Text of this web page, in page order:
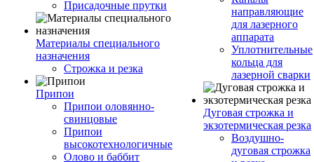
Присадочные прутки
Материалы специального
назначения
Строжка и резка
Припои
Припои оловянно-
свинцовые
Припои
высокотехнологичные
Олово и баббит
направляющие
для лазерного
аппарата
Уплотнительные
кольца для
лазерной сварки
Дуговая строжка и
экзотермическая резка
Воздушно-
дуговая строжка